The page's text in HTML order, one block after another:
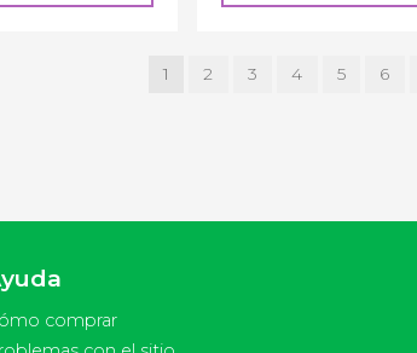
1 2 3 4 5 6
comprar